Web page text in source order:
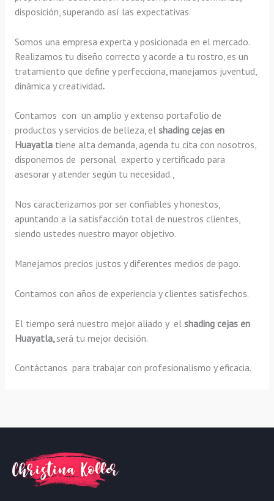
disposición, superando así las expectativas.
Somos una empresa experta y posicionada en el mercado.
Realizamos tu diseño correcto y acorde a tu rostro, es un
tratamiento que define y perfecciona, manejamos juventud,
dinámica y creatividad.
Contamos con un amplio y extenso portafolio de
productos y servicios de belleza, el shading cejas en
Huayatlatiene alta demanda, agenda tu cita con nosotros,
disponemos de personal experto y certificado para
asesorar y atender según tu necesidad.,
Nos caracterizamos por ser confiables y honestos,
apuntando a la satisfacción total de nuestros clientes,
siendo ustedes nuestro mayor objetivo.
Manejamos precios justos y diferentes medios de pago.
Contamos con años de experiencia y clientes satisfechos.
El tiempo será nuestro mejor aliado y el shading cejas en
Huayatla, será tu mejor decisión.
Contáctanos para trabajar con profesionalismo y eficacia.